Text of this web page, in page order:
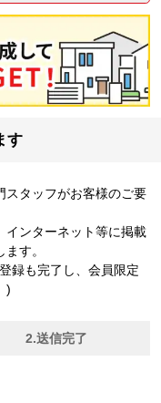
す
スタッフがお客様のご要
インターネット等に掲載
す。
録も完了し、会員限定
)
2.送信完了